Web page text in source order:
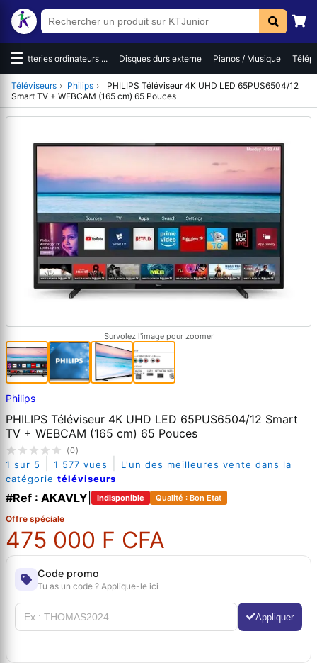
☰Batteries ordinateurs ... Disques durs externe Pianos / Musique
Téléviseurs › Philips ›
PHILIPS Téléviseur 4K UHD LED 65PUS6504/12
Smart TV + WEBCAM (165 cm) 65 Pouces
Survolez l'image pour zoomer
Philips
PHILIPS Téléviseur 4K UHD LED 65PUS6504/12 Smart
TV + WEBCAM (165 cm) 65 Pouces
(0)
1 sur 5 1 577 vues
L'un des meilleures vente dans la
catégorie téléviseurs
#Ref : AKAVLY Indisponible Qualité : Bon Etat
Offre spéciale
475 000 F CFA
Code promo
Tu as un code ? Applique-le ici
Appliquer